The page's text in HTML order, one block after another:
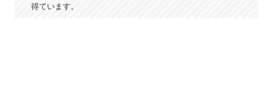
得ています。